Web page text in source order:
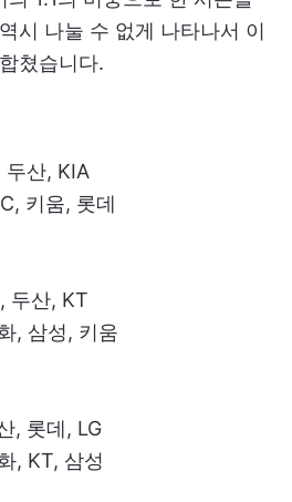
시 나눌 수 없게 나타나서 이
쳤습니다.
두산, KIA
키움, 롯데
두산, KT
, 삼성, 키움
, 롯데, LG
, KT, 삼성